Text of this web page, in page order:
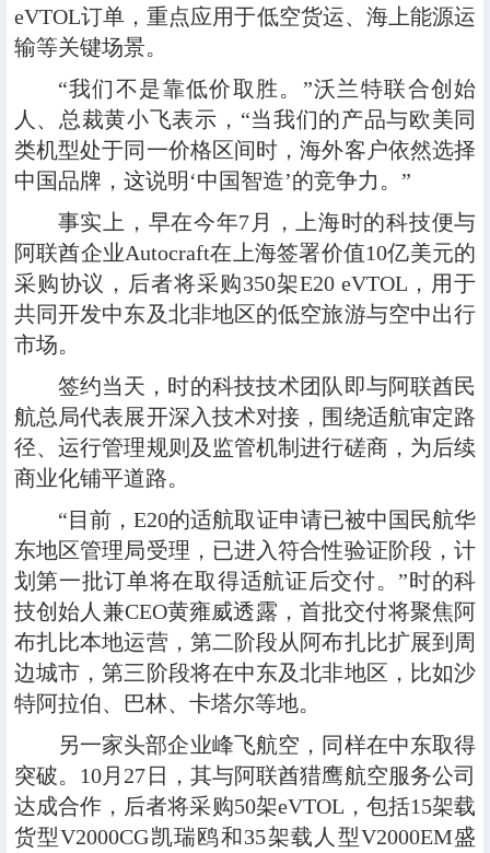
eVTOL订单，重点应用于低空货运、海上能源运
输等关键场景。
“我们不是靠低价取胜。”沃兰特联合创始
人、总裁黄小飞表示，“当我们的产品与欧美同
类机型处于同一价格区间时，海外客户依然选择
中国品牌，这说明‘中国智造’的竞争力。”
事实上，早在今年7月，上海时的科技便与
阿联酋企业Autocraft在上海签署价值10亿美元的
采购协议，后者将采购350架E20 eVTOL，用于
共同开发中东及北非地区的低空旅游与空中出行
市场。
签约当天，时的科技技术团队即与阿联酋民
航总局代表展开深入技术对接，围绕适航审定路
径、运行管理规则及监管机制进行磋商，为后续
商业化铺平道路。
“目前，E20的适航取证申请已被中国民航华
东地区管理局受理，已进入符合性验证阶段，计
划第一批订单将在取得适航证后交付。”时的科
技创始人兼CEO黄雍威透露，首批交付将聚焦阿
布扎比本地运营，第二阶段从阿布扎比扩展到周
边城市，第三阶段将在中东及北非地区，比如沙
特阿拉伯、巴林、卡塔尔等地。
另一家头部企业峰飞航空，同样在中东取得
突破。10月27日，其与阿联酋猎鹰航空服务公司
达成合作，后者将采购50架eVTOL，包括15架载
货型V2000CG凯瑞鸥和35架载人型V2000EM盛